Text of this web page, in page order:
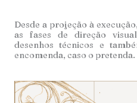
Desde a projeção à
as fases de direção
desenhos técnicos e
encomenda, caso o pretenda.